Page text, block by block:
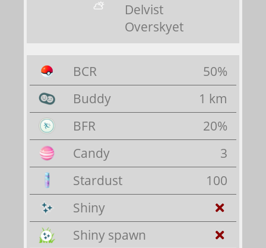
Delvist
Overskyet
50%
BCR
1 km
Buddy
20%
BFR
3
Candy
100
Stardust
Shiny
Shiny spawn